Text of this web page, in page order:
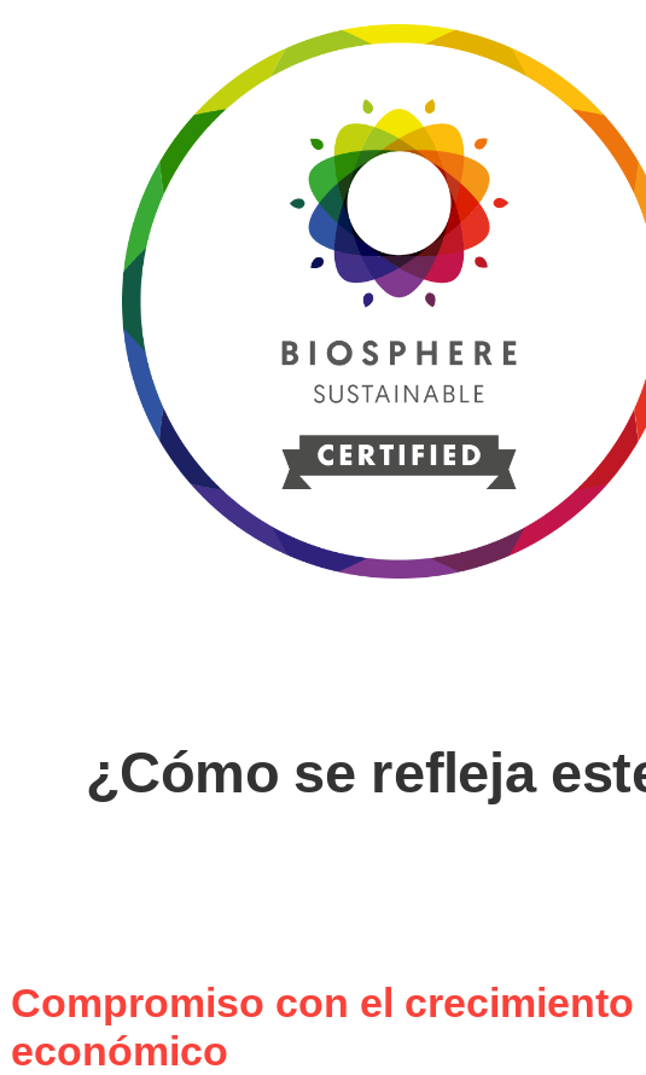
¿Cómo se refleja
Compromiso con el crecimiento
económico